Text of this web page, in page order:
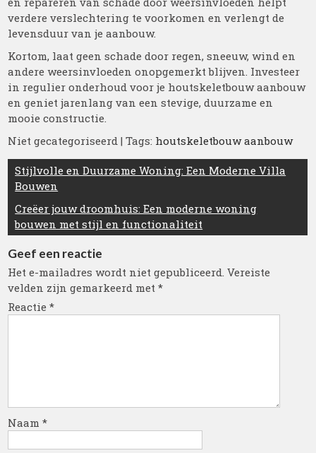
verdere verslechtering te voorkomen en verlengt de
levensduur van je aanbouw.
Kortom, laat geen schade door regen, sneeuw, wind en
andere weersinvloeden onopgemerkt blijven. Investeer
in regulier onderhoud voor je houtskeletbouw aanbouw
en geniet jarenlang van een stevige, duurzame en
mooie constructie.
Niet gecategoriseerd | Tags: houtskeletbouw aanbouw
Berichtnavigatie
Stijlvolle en Duurzame Woning: Een Moderne Villa
Bouwen
Creëer jouw droomhuis: Een moderne woning
bouwen met stijl en functionaliteit
Geef een reactie
Het e-mailadres wordt niet gepubliceerd. Vereiste
velden zijn gemarkeerd met*
Reactie*
Naam*